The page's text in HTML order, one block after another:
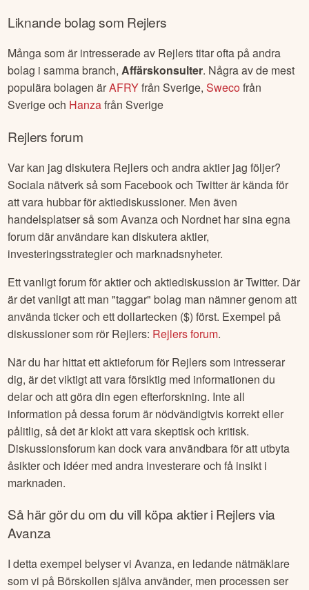
Liknande bolag som Rejlers
Många som är intresserade av Rejlerstitar ofta på andra
bolag i samma branch,Affärskonsulter. Några av de mest
populära bolagen ärAFRYfrånSverige,Swecofrån
Sverigeoch HanzafrånSverige
Rejlersforum
Var kan jag diskutera Rejlersoch andra aktier jag följer?
Sociala nätverk så som Facebook och Twitter är kända för
att vara hubbar för aktiediskussioner. Men även
handelsplatser så som Avanza och Nordnet har sina egna
forum där användare kan diskutera aktier,
investeringsstrategier och marknadsnyheter.
Ett vanligt forum för aktier och aktiediskussion är Twitter. Där
är det vanligt att man "taggar" bolag man nämner genom att
använda ticker och ett dollartecken ($) först. Exempel på
diskussioner som rör Rejlers: Rejlersforum.
När du har hittat ett aktieforum för Rejlerssom intresserar
dig, är det viktigt att vara försiktig med informationen du
delar och att göra din egen efterforskning. Inte all
information på dessa forum är nödvändigtvis korrekt eller
pålitlig, så det är klokt att vara skeptisk och kritisk.
Diskussionsforum kan dock vara användbara för att utbyta
åsikter och idéer med andra investerare och få insikt i
marknaden.
Så här gör du om du vill köpa aktier iRejlersvia
Avanza
I detta exempel belyser vi Avanza, en ledande nätmäklare
som vi på Börskollen själva använder, men processen ser